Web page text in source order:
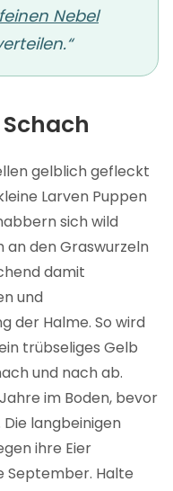
feinen Nebel
gelblich gefleckt
Larven Puppen
sich wild
an den Graswurzeln
damit
und
der Halme. So wird
trübseliges Gelb
und nach ab.
im Boden, bevor
langbeinigen
ihre Eier
September. Halte